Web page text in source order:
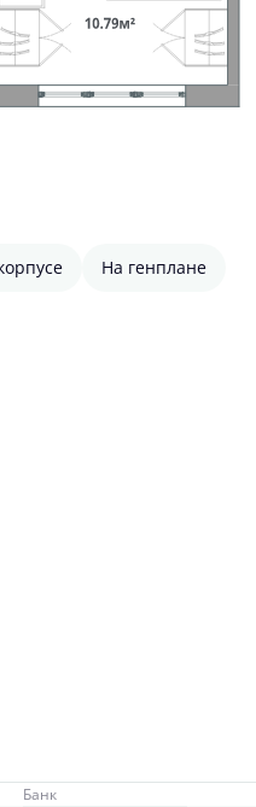
На генплане
Банк